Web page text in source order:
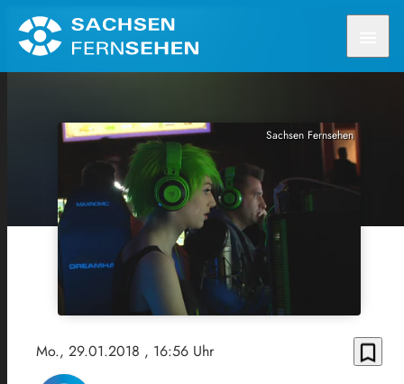
Sachsen Fernsehen
Mo., 29.01.2018 , 16:56 Uhr bookmark_border